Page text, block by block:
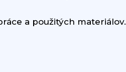
a použitých materiálov.